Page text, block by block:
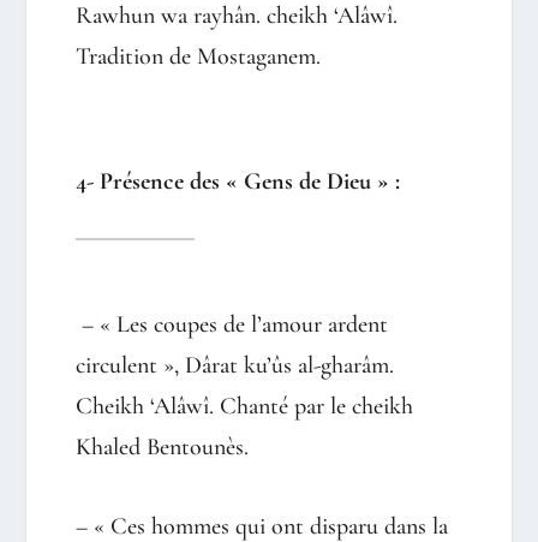
Rawhun wa rayhân. cheikh ‘Alâwî.
Tradition de Mostaganem.
4- Présence des « Gens de Dieu » :
– « Les coupes de l’amour ardent
circulent », Dârat ku’ûs al-gharâm.
Cheikh ‘Alâwî. Chanté par le cheikh
Khaled Bentounès.
– « Ces hommes qui ont disparu dans la